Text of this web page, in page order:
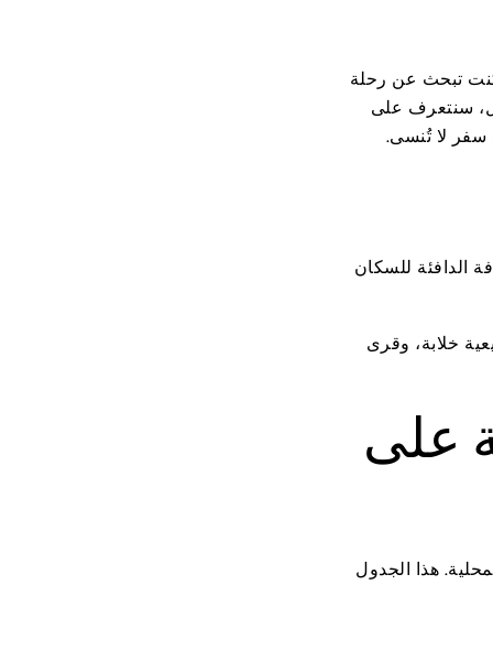
كنت تبحث عن رحلة
سنتعرف على
سفر لا تُنسى.
الدافئة للسكان
خلابة، وقرى
عامة على
المحلية. هذا الجدول